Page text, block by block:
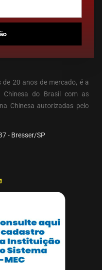
de 20 anos de mercado, é a
Chinesa do Brasil com as
Chinesa autorizadas pelo
- Bresser/SP